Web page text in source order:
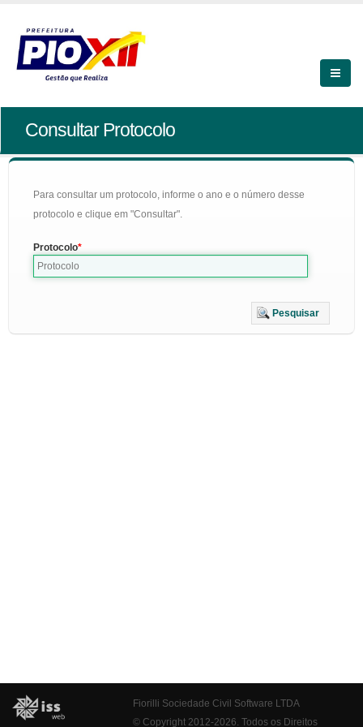
Consultar Protocolo
Para consultar um protocolo, informe o ano e o número desse
protocolo e clique em "Consultar".
Protocolo
Pesquisar
Fiorilli Sociedade Civil Software LTDA
© Copyright 2012-2026. Todos os Direitos